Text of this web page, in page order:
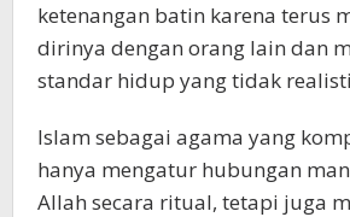
ketenangan batin karena terus
dirinya dengan orang lain dan
standar hidup yang tidak
Islam sebagai agama yang
hanya mengatur hubungan
Allah secara ritual, tetapi juga